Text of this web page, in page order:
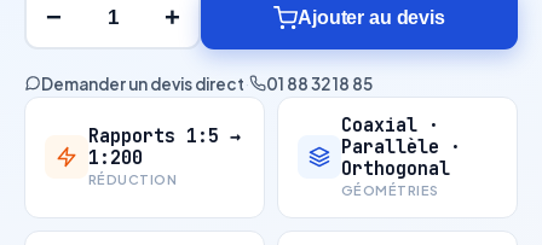
− + Ajouter au devis
Demander un devis direct· 01 88 32 18 85
Rapports 1:5 →
1:200
RÉDUCTION
Coaxial ·
Parallèle ·
Orthogonal
GÉOMÉTRIES